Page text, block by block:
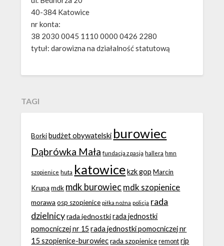
40-384 Katowice
nr konta:
38 2030 0045 1110 0000 0426 2280
tytuł: darowizna na działalność statutową
TAGI
Borki budżet obywatelski burowiec
Dąbrówka Mała fundacja z pasją hallera hmn
szopienice huta katowice kzk gop Marcin
Krupa mdk mdk burowiecmdk szopienice
morawa osp szopienice piłka nożna policja rada
dzielnicy rada jednostki rada jednostki
pomocniczej nr 15 rada jednostki pomocniczej nr
15 szopienice-burowiec rada szopienice remont rjp